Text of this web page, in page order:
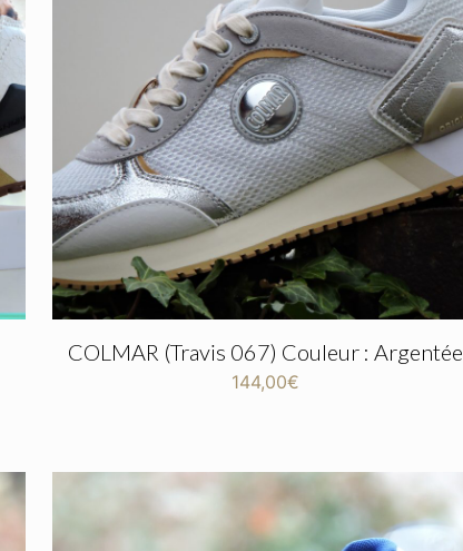
COLMAR (Travis 067) Couleur : Argentée
144,00€